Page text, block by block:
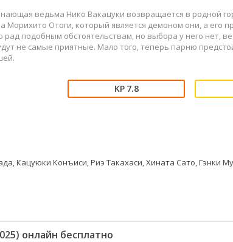
ведьма Нико Вакацуки возвращается в родной
Морихито Отоги, который является демоном они, а его
подобным обстоятельствам, но выбора у него нет,
не самые приятные. Мало того, теперь парню
7.8
Кацуюки Конъиси, Риэ Такахаси, Хината Сато, Гэнки
онлайн бесплатно